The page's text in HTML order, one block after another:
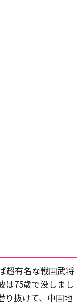
超有名な戦国武将
は75歳で没しまし
り抜けて、中国地